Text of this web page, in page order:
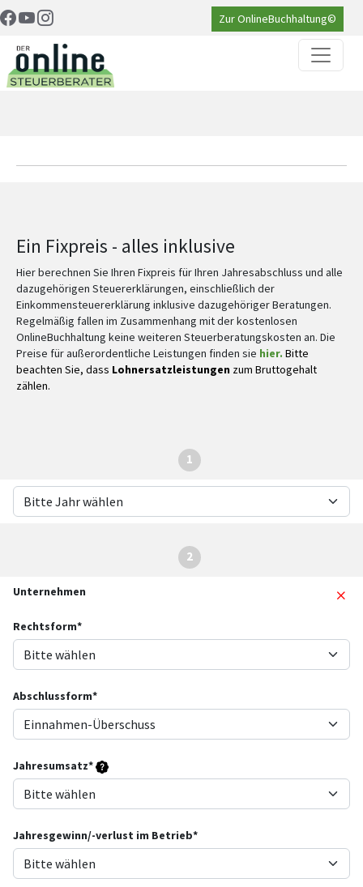
Zur OnlineBuchhaltung©
Ein Fixpreis - alles inklusive
Hier berechnen Sie Ihren Fixpreis für Ihren Jahresabschluss und alle
dazugehörigen Steuererklärungen, einschließlich der
Einkommensteuererklärung inklusive dazugehöriger Beratungen.
Regelmäßig fallen im Zusammenhang mit der kostenlosen
OnlineBuchhaltung keine weiteren Steuerberatungskosten an. Die
Preise für außerordentliche Leistungen finden sie hier. Bitte
beachten Sie, dass Lohnersatzleistungen zum Bruttogehalt
zählen.
1
2
Unternehmen
Rechtsform*
Abschlussform*
Jahresumsatz*
Jahresgewinn/-verlust im Betrieb*